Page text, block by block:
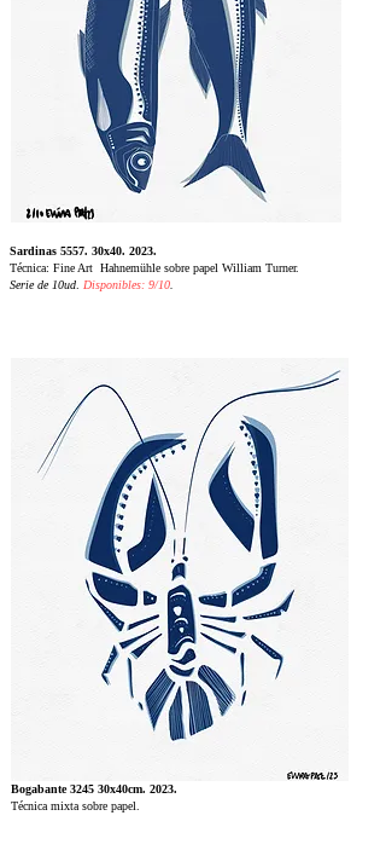
Sardinas 5557. 30x40. 2023.
Técnica: Fine Art Hahnemühle sobre papel William Turner.
Serie de 10ud
Disponibles: 9/10
Bogabante 3245 30x40cm. 2023.
Técnica mixta sobre papel.